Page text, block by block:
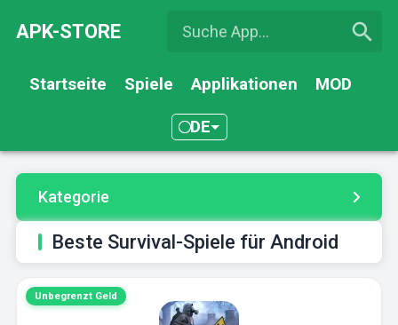
APK-STORE
Startseite Spiele Applikationen MOD
DE
Kategorie
Beste Survival-Spiele für Android
Unbegrenzt Geld